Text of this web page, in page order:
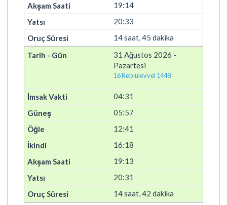
19:14
20:33
14 saat, 45 dakika
31 Ağustos 2026 -
Pazartesi
16 Rebiülevvel 1448
04:31
05:57
12:41
16:18
19:13
20:31
14 saat, 42 dakika